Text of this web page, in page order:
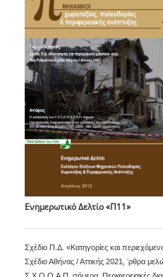
Ενημερωτικό Δελτίο «Π11»
Σχέδιο Π.Δ. «Κατηγορίες και
Σχέδιο Αθήνας / Αττικής 2021, ʼρθρα